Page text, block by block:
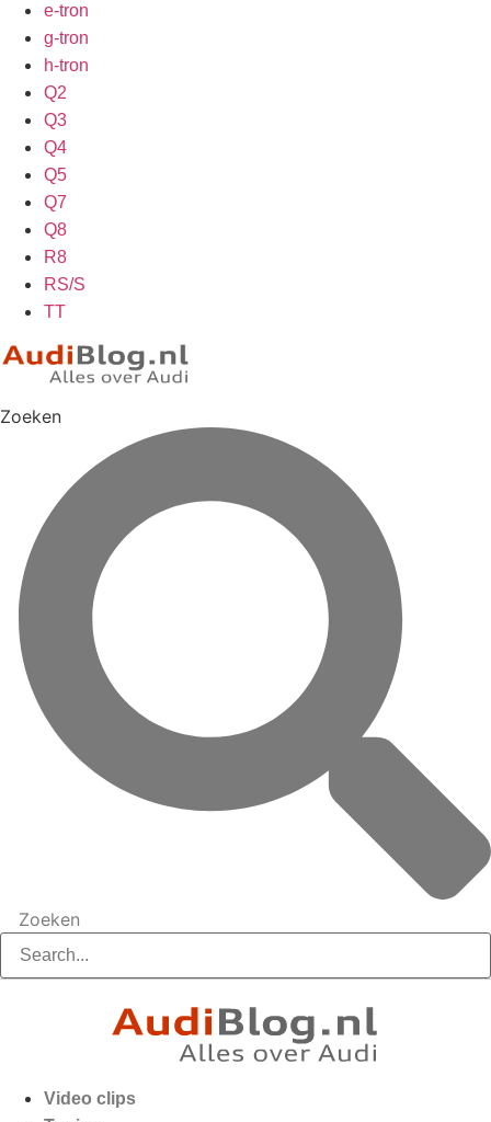
e-tron
g-tron
h-tron
Q2
Q3
Q4
Q5
Q7
Q8
R8
RS/S
TT
Zoeken
Zoeken
Video clips